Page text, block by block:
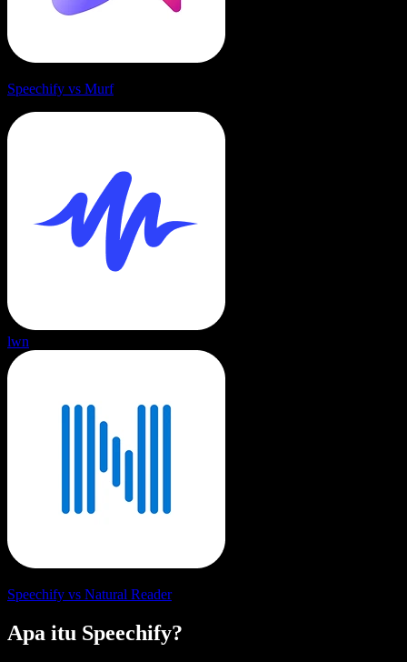
Speechify vs Murf
lwn
Speechify vs Natural Reader
Apa itu Speechify?